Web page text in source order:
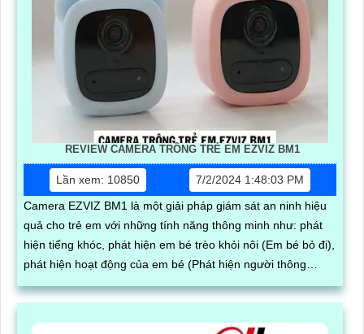
REVIEW CAMERA TRÔNG TRẺ EM EZVIZ BM1
Lần xem: 10850
7/2/2024 1:48:03 PM
Camera EZVIZ BM1 là một giải pháp giám sát an ninh hiệu
quả cho trẻ em với những tính năng thông minh như: phát
hiện tiếng khóc, phát hiện em bé trèo khỏi nôi (Em bé bỏ đi),
phát hiện hoạt động của em bé (Phát hiện người thông
minh).